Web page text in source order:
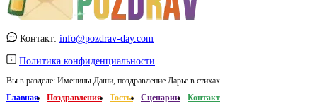
Контакт: info@pozdrav-day.com
Политика конфиденциальности
Вы в разделе: Именины Даши, поздравление Дарье в стихах
Главная
Поздравления Тосты Сценарии Контакт